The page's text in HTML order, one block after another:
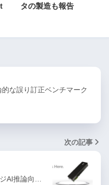
タの製造も報告
な誤り訂正ベンチマーク
次の記事
AI推論向…